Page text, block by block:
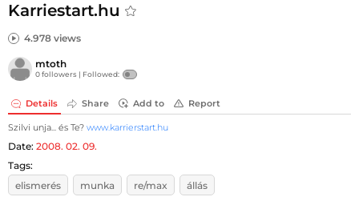
Karriestart.hu
4.978 views
mtoth
0 followers | Followed:
Details Share Add to Report
Szilvi unja... és Te? www.karrierstart.hu
Date: 2008. 02. 09.
Tags:
elismerés
munka re/max állás